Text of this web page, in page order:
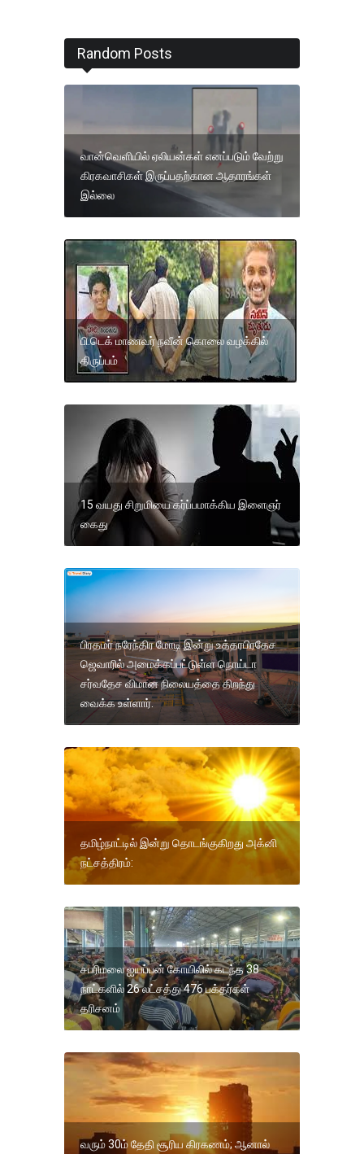
Random Posts
வான்வெளியில் ஏலியன்கள் எனப்படும் வேற்று
கிரகவாசிகள் இருப்பதற்கான ஆதாரங்கள்
இல்லை
பி.டெக் மாணவர் நவீன் கொலை வழக்கில்
திருப்பம்
15 வயது சிறுமியை கர்ப்பமாக்கிய இளைஞர்
கைது
பிரதமர் நரேந்திர மோடி இன்று உத்தரபிரதேச
ஜெவாரில் அமைக்கப்பட்டுள்ள நொய்டா
சர்வதேச விமான நிலையத்தை திறந்து
வைக்க உள்ளார்.
தமிழ்நாட்டில் இன்று தொடங்குகிறது அக்னி
நட்சத்திரம்:
சபரிமலை ஐயப்பன் கோயிலில் கடந்த 38
நாட்களில் 26 லட்சத்து 476 பக்தர்கள்
தரிசனம்
வரும் 30ம் தேதி சூரிய கிரகணம்; ஆனால்